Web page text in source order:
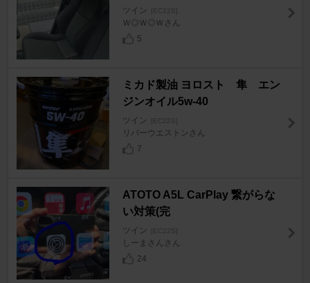
ツイン [EC22S]
Ｗ◎Ｗ◎Ｗさん
5
ミカド製油 ヨロスト 隼 エン
ジンオイル5w-40
ツイン [EC22S]
リバーウエストンさん
7
ATOTO A5L CarPlay 繋がらな
い対策(完
ツイン [EC22S]
しーまさんさん
24